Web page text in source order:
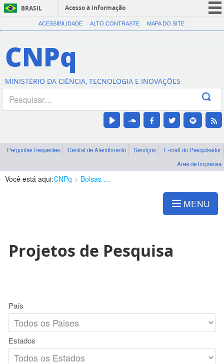
BRASIL
Acesso à informação
CORONAVÍRUS (COVID-19)
Canais
ACESSIBILIDADE ALTO CONTRASTE MAPA DO SITE
CNPq
MINISTÉRIO DA CIÊNCIA, TECNOLOGIA E INOVAÇÕES
Perguntas frequentes Central de Atendimento Serviços
E-mail do Pesquisador
Área de imprensa
Você está aqui:CNPq Bolsas e Auxílios Vigentes
MENU
Projetos de Pesquisa
País
Estados